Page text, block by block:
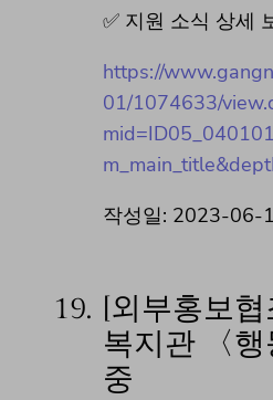
✅ 지원 소식 상세
https://
01/1074633/
작성일: 2023-06-
19. [외부홍보
복지관 〈
중